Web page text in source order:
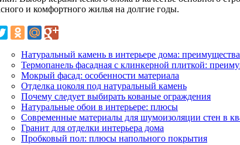
и комфортного жилья на долгие годы.
Натуральный камень в интерьере дома: преимущества
Термопанель фасадная с клинкерной плиткой:
Мокрый фасад: особенности материала
Отделка цоколя под натуральный камень
Почему следует выбирать кованые ограждения
Натуральные обои в интерьере: плюсы
Современные материалы для шумоизоляции стен в
Гранит для отделки интерьера дома
Пробковый пол: плюсы напольного покрытия